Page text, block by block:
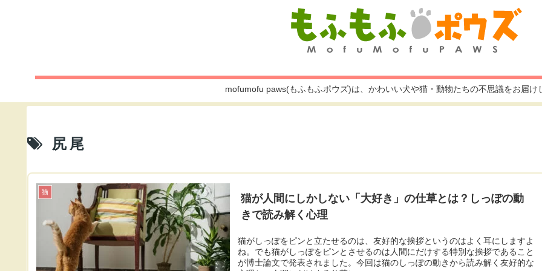
mofumofu paws(もふもふポウズ)は、かわいい犬や猫・動物たちの不思議をお届け
尻尾
猫
猫が人間にしかしない「大好き」の仕草とは？しっぽの動
きで読み解く心理
猫がしっぽをピンと立たせるのは、友好的な挨拶というのはよく耳にしますよ
ね。でも猫がしっぽをピンとさせるのは人間にだけする特別な挨拶であること
が博士論文で発表されました。今回は猫のしっぽの動きから読み解く友好的な